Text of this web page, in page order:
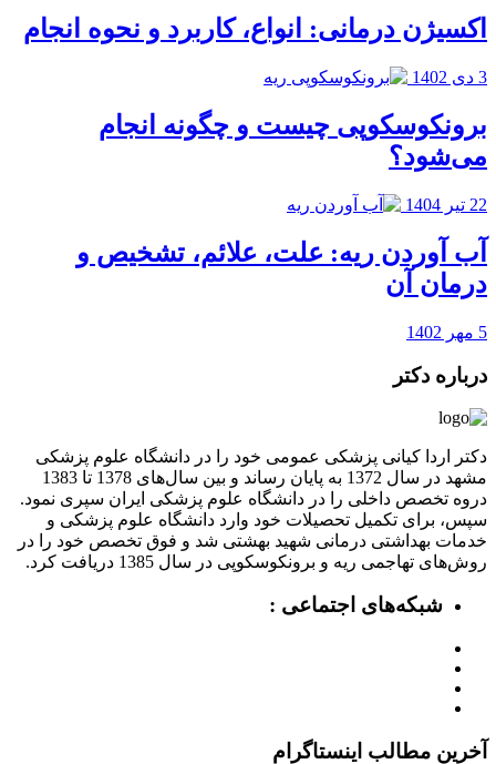
اکسیژن درمانی: انواع، کاربرد و نحوه انجام
3 دی 1402
برونکوسکوپی چیست و چگونه انجام
می‌شود؟
22 تیر 1404
آب آوردن ریه: علت،‌ علائم، تشخیص و
درمان آن
5 مهر 1402
درباره دکتر
دکتر اردا کیانی پزشکی عمومی خود را در دانشگاه علوم پزشکی
مشهد در سال 1372 به پایان رساند و بین سال‌های 1378 تا 1383
دروه تخصص داخلی را در دانشگاه علوم پزشکی ایران سپری نمود.
سپس، برای تکمیل تحصیلات خود وارد دانشگاه علوم پزشکی و
خدمات بهداشتی درمانی شهید بهشتی شد و فوق تخصص خود را در
روش‌های تهاجمی ریه و برونکوسکوپی در سال 1385 دریافت کرد.
شبکه‌های اجتماعی :
آخرین مطالب اینستاگرام